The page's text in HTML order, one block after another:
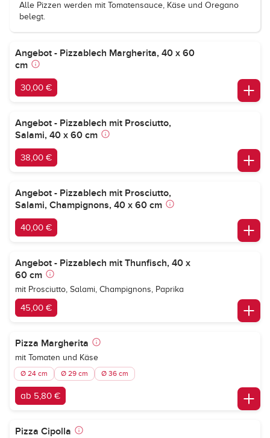
Alle Pizzen werden mit Tomatensauce, Käse und Oregano
belegt.
Angebot - Pizzablech Margherita, 40 x 60
cm
30,00 €
Angebot - Pizzablech mit Prosciutto,
Salami, 40 x 60 cm
38,00 €
Angebot - Pizzablech mit Prosciutto,
Salami, Champignons, 40 x 60 cm
40,00 €
Angebot - Pizzablech mit Thunfisch, 40 x
60 cm
mit Prosciutto, Salami, Champignons, Paprika
45,00 €
Pizza Margherita
mit Tomaten und Käse
Ø 24 cm Ø 29 cm Ø 36 cm
ab 5,80 €
Pizza Cipolla